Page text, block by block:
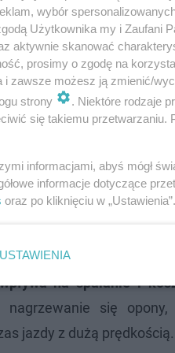
nierównomierne
co
zmienia
reakcje układu
toczenia.
Oznacza to,
na spalanie i
się
jazdy z dużą prędkością.
wybór
Użytkownika my i Zaufani
aktywnie skanować
prosimy o zgodę na
i zawsze możesz ją zmienić/
strony
. Niektóre rodzaje
się takiemu przetwarzaniu.
informacjami, abyś mógł
informacje dotyczące
oraz po kliknięciu w „Ustawienia”.
USTAWIENIA